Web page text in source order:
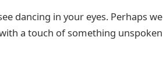
dancing in your eyes. Perhaps we
a touch of something unspoken?